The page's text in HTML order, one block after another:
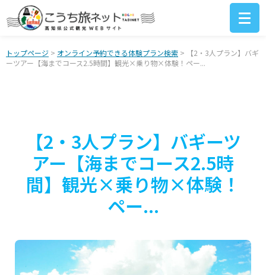
トップページ > オンライン予約できる体験プラン検索 > 【2・3人プラン】バギ
ーツアー【海までコース2.5時間】観光×乗り物×体験！ペー...
【2・3人プラン】バギーツ
アー【海までコース2.5時
間】観光×乗り物×体験！
ペー...